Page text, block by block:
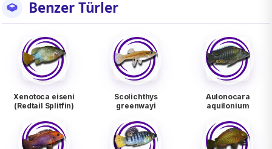
Benzer Türler
Xenotoca eiseni
(Redtail Splitfin)
Scolichthys
greenwayi
Aulonocara
aquilonium